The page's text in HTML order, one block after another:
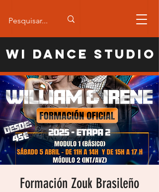
WI Dance Studio
Formación Zouk Brasileño